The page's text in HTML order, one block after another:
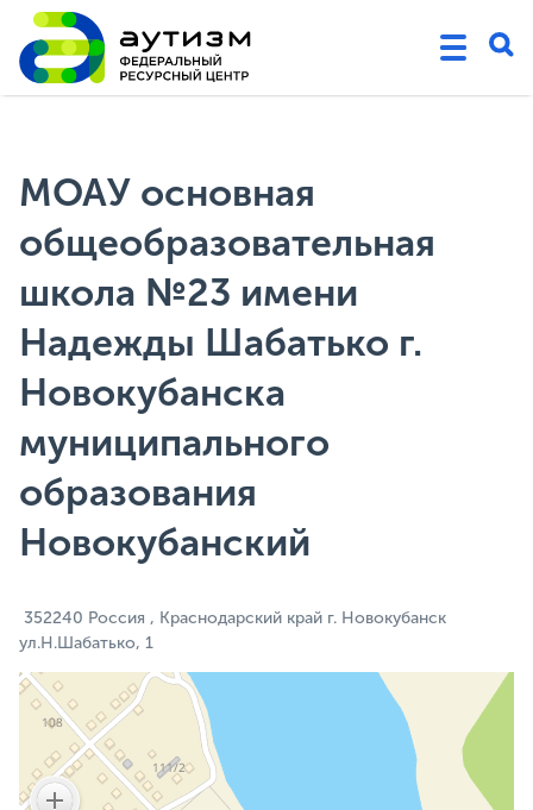
МОАУ основная
общеобразовательная
школа №23 имени
Надежды Шабатько г.
Новокубанска
муниципального
образования
Новокубанский
352240 Россия , Краснодарский край г. Новокубанск
ул.Н.Шабатько, 1